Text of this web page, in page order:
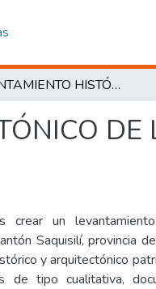
LEVANTAMIENTO HISTÓRICO ARQUITECTÓNICO DE LA IGLESIA MATRIZ DEL CANTÓN SAQUISILÍ.
DE
un
Saquisilí, provincia
y arquitectónico
de tipo cualitativa,